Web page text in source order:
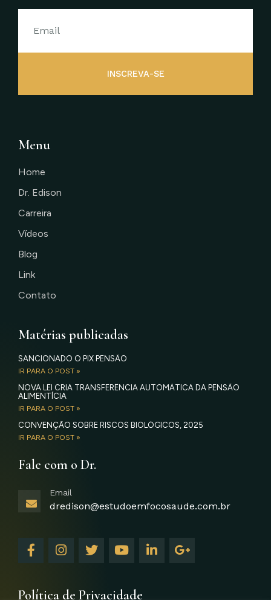
INSCREVA-SE
Menu
Home
Dr. Edison
Carreira
Vídeos
Blog
Link
Contato
Matérias publicadas
SANCIONADO O PIX PENSÃO
IR PARA O POST »
NOVA LEI CRIA TRANSFERÊNCIA AUTOMÁTICA DA PENSÃO
ALIMENTÍCIA
IR PARA O POST »
CONVENÇÃO SOBRE RISCOS BIOLÓGICOS, 2025
IR PARA O POST »
Fale com o Dr.
Email
dredison@estudoemfocosaude.com.br
F
a
b
I
n
a
T
w
t
Y
o
u
L
i
G
o
Política de Privacidade